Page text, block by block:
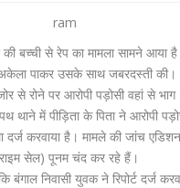
ram
बच्ची से रेप का मामला सामने आया
पाकर उसके साथ जबरदस्ती की।
से रोने पर आरोपी पड़ोसी वहां से भाग
थाने में पीड़िता के पिता ने आरोपी
दर्ज करवाया है। मामले की जांच
सेल) पूनम चंद कर रहे हैं।
बंगाल निवासी युवक ने रिपोर्ट दर्ज